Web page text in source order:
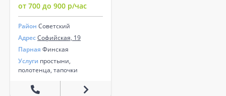
от 700 до 900 р/час
Район Советский
АдресСофийская, 19
Парная Финская
Услуги простыни,
полотенца, тапочки